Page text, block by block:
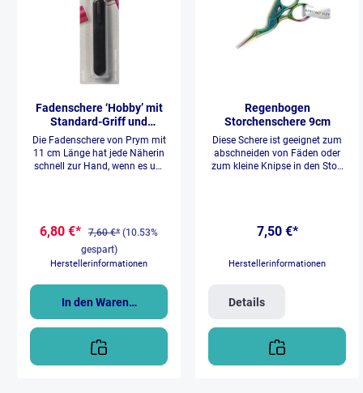
Fadenschere ‘Hobby’ mit
Standard-Griff und
Schutzkappe
Die Fadenschere von Prym mit
11 cm Länge hat jede Näherin
schnell zur Hand, wenn es um
und gewährleistet durch den
präzisen Schliff besonders gute
Schneideleistungen. Zum
sicheren Verstauen im Nähkorb
ist die Fadenschere mit einer
Schutzkappe versehen – so
besteht keine Gefahr, in die
offene Klinge zu fassen. In
solidem Kunststoff-Griff
6,80 €* 7,60 €* (10.53%
gespart)
Herstellerinformationen
In den Warenkorb
Regenbogen
Storchenschere 9cm
Diese Schere ist geeignet zum
abschneiden von Fäden oder
zum kleine Knipse in den Stoff
7,50 €*
Herstellerinformationen
Details